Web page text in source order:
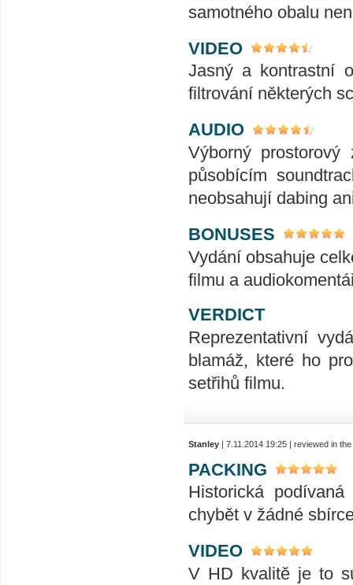
samotného obalu
VIDEO
Jasný a kontrastní
filtrování některých
AUDIO
Výborný
působícím
neobsahují dabing
BONUSES
Vydání obsahuje
filmu a
VERDICT
Reprezentativní
blamáž, které ho
setřihů filmu.
Stanley | 7.11.2014 19:25 | reviewed in
PACKING
Historická
chybět v žádné
VIDEO
V HD kvalitě je to